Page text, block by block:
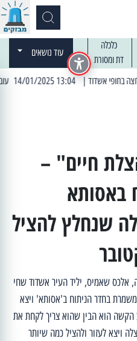
כלכלה
דת ומסורת
עוד נושאים
עבודות קרצוף וריבוד אספלט
חיים" –
באסותא
שנחלץ להציל
אלכס שאמיס, יליד העיר אשדוד שחי
בחדר הניתוח ב'אסותא' ויצא
הקשה הוא הבין שהוא צריך לקחת את
ויצא לעזור ולהציל כמה שיותר